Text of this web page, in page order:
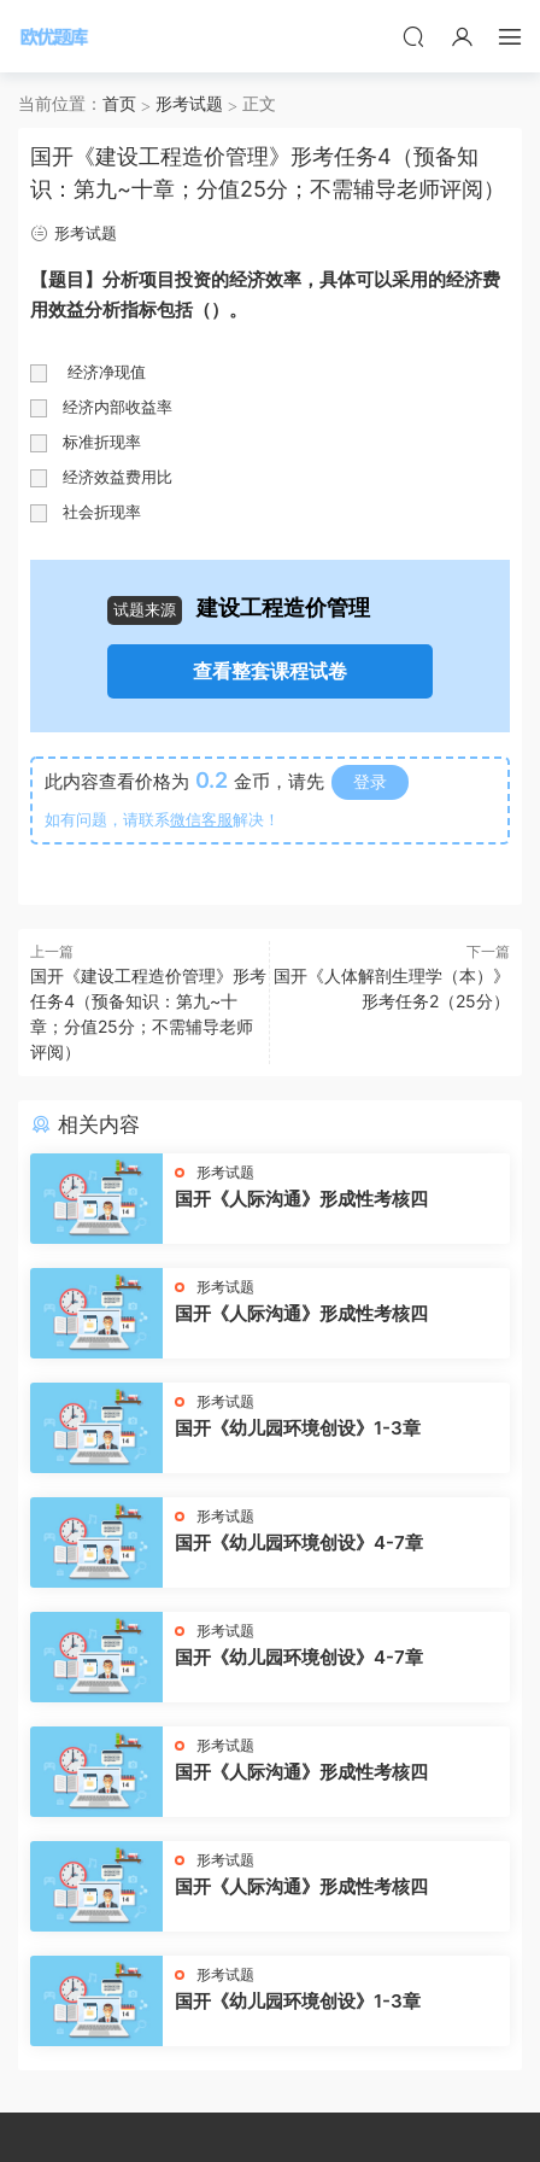
当前位置： 首页 形考试题 正文
国开《建设工程造价管理》形考任务4（预备知
识：第九~十章；分值25分；不需辅导老师评阅）
形考试题
【题目】分析项目投资的经济效率，具体可以采用的经济费
用效益分析指标包括（）。
经济净现值
经济内部收益率
标准折现率
经济效益费用比
社会折现率
试题来源 建设工程造价管理
查看整套课程试卷
此内容查看价格为 0.2 金币，请先 登录
如有问题，请联系微信客服解决！
上一篇
国开《建设工程造价管理》形考
任务4（预备知识：第九~十
章；分值25分；不需辅导老师
评阅）
下一篇
国开《人体解剖生理学（本）》
形考任务2（25分）
相关内容
形考试题
国开《人际沟通》形成性考核四
形考试题
国开《人际沟通》形成性考核四
形考试题
国开《幼儿园环境创设》1-3章
形考试题
国开《幼儿园环境创设》4-7章
形考试题
国开《幼儿园环境创设》4-7章
形考试题
国开《人际沟通》形成性考核四
形考试题
国开《人际沟通》形成性考核四
形考试题
国开《幼儿园环境创设》1-3章